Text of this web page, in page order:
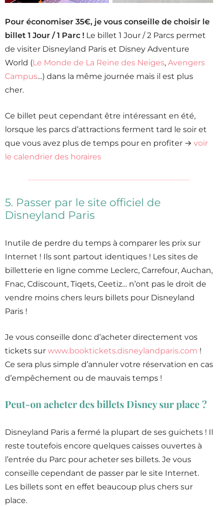
Pour économiser 35€, je vous conseille de choisir le
billet 1 Jour / 1 Parc ! Le billet 1 Jour / 2 Parcs permet
de visiter Disneyland Paris et Disney Adventure
World (Le Monde de La Reine des Neiges, Avengers
Campus…) dans la même journée mais il est plus
cher.
Ce billet peut cependant être intéressant en été,
lorsque les parcs d’attractions ferment tard le soir et
que vous avez plus de temps pour en profiter → voir
le calendrier des horaires
5. Passer par le site officiel de
Disneyland Paris
Inutile de perdre du temps à comparer les prix sur
Internet ! Ils sont partout identiques ! Les sites de
billetterie en ligne comme Leclerc, Carrefour, Auchan,
Fnac, Cdiscount, Tiqets, Ceetiz… n’ont pas le droit de
vendre moins chers leurs billets pour Disneyland
Paris !
Je vous conseille donc d’acheter directement vos
tickets sur www.booktickets.disneylandparis.com !
Ce sera plus simple d’annuler votre réservation en cas
d’empêchement ou de mauvais temps !
Peut-on acheter des billets Disney sur place ?
Disneyland Paris a fermé la plupart de ses guichets ! Il
reste toutefois encore quelques caisses ouvertes à
l’entrée du Parc pour acheter ses billets. Je vous
conseille cependant de passer par le site Internet.
Les billets sont en effet beaucoup plus chers sur
place.